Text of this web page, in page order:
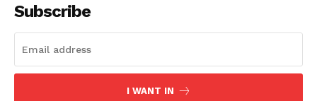
Company
About
Subscribe
I WANT IN